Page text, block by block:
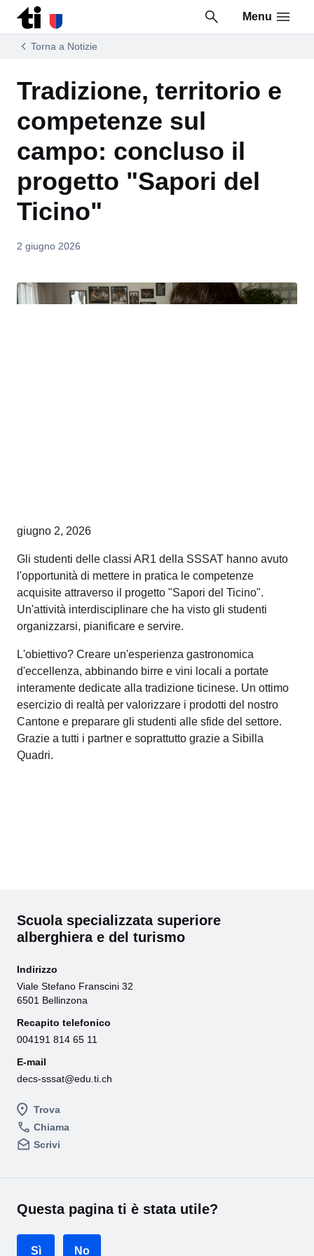
Vai al contenuto della pagina
Vai al piè di pagina
Menu
Torna a Notizie
Tradizione, territorio e
competenze sul
campo: concluso il
progetto "Sapori del
Ticino"
2 giugno 2026
giugno 2, 2026
Gli studenti delle classi AR1 della SSSAT hanno avuto
l'opportunità di mettere in pratica le competenze
acquisite attraverso il progetto "Sapori del Ticino".
Un'attività interdisciplinare che ha visto gli studenti
organizzarsi, pianificare e servire.
L'obiettivo? Creare un'esperienza gastronomica
d'eccellenza, abbinando birre e vini locali a portate
interamente dedicate alla tradizione ticinese. Un ottimo
esercizio di realtà per valorizzare i prodotti del nostro
Cantone e preparare gli studenti alle sfide del settore.
Grazie a tutti i partner e soprattutto grazie a Sibilla
Quadri.
Scuola specializzata superiore
alberghiera e del turismo
Trova
Chiama
Scrivi
Indirizzo
Viale Stefano Franscini 32
6501 Bellinzona
Recapito telefonico
004191 814 65 11
E-mail
decs-sssat@edu.ti.ch
Questa pagina ti è stata utile?
Sì No